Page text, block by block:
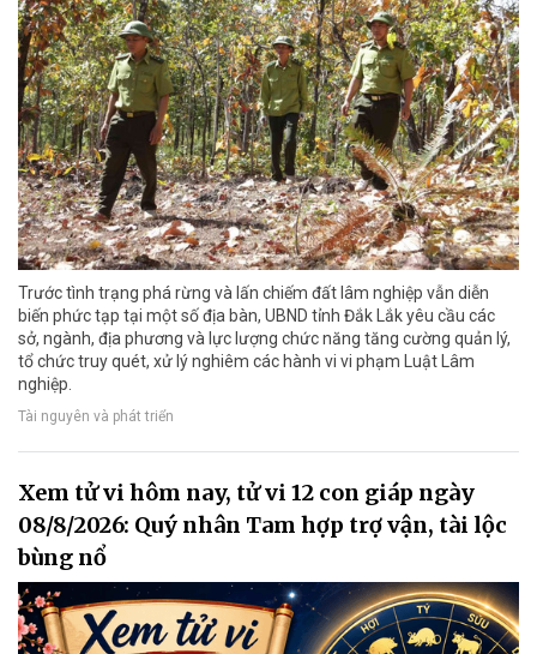
Trước tình trạng phá rừng và lấn chiếm đất lâm nghiệp vẫn diễn
biến phức tạp tại một số địa bàn, UBND tỉnh Đắk Lắk yêu cầu các
sở, ngành, địa phương và lực lượng chức năng tăng cường quản lý,
tổ chức truy quét, xử lý nghiêm các hành vi vi phạm Luật Lâm
nghiệp.
Tài nguyên và phát triển
Xem tử vi hôm nay, tử vi 12 con giáp ngày
08/8/2026: Quý nhân Tam hợp trợ vận, tài lộc
bùng nổ